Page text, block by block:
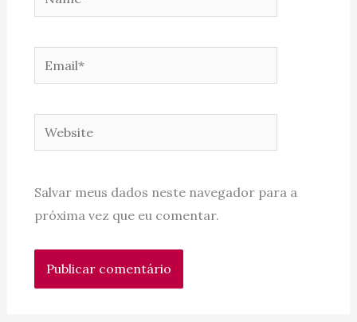
Email*
Website
Salvar meus dados neste navegador para a
próxima vez que eu comentar.